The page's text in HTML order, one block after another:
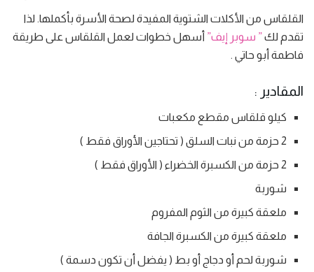
القلقاس من الأكلات الشتوية المفيدة لصحة الأسرة بأكملها. لذا
تقدم لك” سوبر إيف” أسهل خطوات لعمل القلقاس على طريقة
فاطمة أبو حاتي .
المقادير :
كيلو قلقاس مقطع مكعبات
2 حزمة من نبات السلق ( تحتاجين الأوراق فقط )
2 حزمة من الكسبرة الخضراء ( الأوراق فقط )
شوربة
ملعقة كبيرة من الثوم المفروم
ملعقة كبيرة من الكسبرة الجافة
شوربة لحم أو دجاج أو بط ( يفضل أن تكون دسمة )